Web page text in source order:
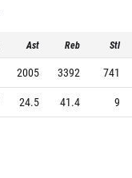
Ast Reb Stl
2005 3392
741
24.5 41.4 9